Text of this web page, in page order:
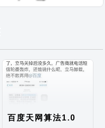
化）
百度天网算法1.0